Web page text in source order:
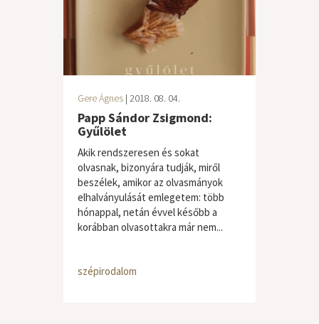
Gere Ágnes | 2018. 08. 04.
Papp Sándor Zsigmond:
Gyűlölet
Akik rendszeresen és sokat
olvasnak, bizonyára tudják, miről
beszélek, amikor az olvasmányok
elhalványulását emlegetem: több
hónappal, netán évvel később a
korábban olvasottakra már nem...
szépirodalom